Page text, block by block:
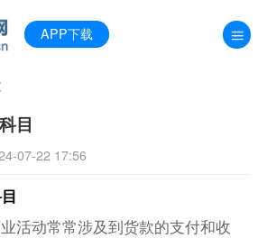
APP下载
目
07-22 17:56
活动常常涉及到货款的支付和收